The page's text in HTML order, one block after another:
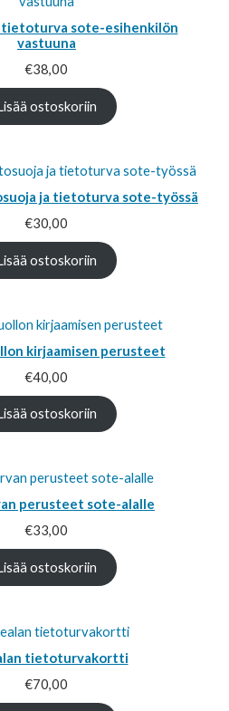
tietoturva sote-esihenkilön
vastuuna
€38,00
ostoskoriin
ja tietoturva sote-työssä
€30,00
ostoskoriin
kirjaamisen perusteet
€40,00
ostoskoriin
perusteet sote-alalle
€33,00
ostoskoriin
tietoturvakortti
€70,00